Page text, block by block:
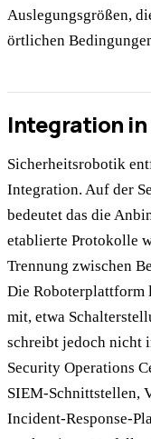
Auslegungsgrößen,
örtlichen
Integration in
Sicherheitsrobotik
Integration. Auf der
bedeutet das die
etablierte Protokolle
Trennung zwischen
Die Roboterplattform
mit, etwa
schreibt jedoch nicht
Security Operations
SIEM-Schnittstellen,
Incident-Response-